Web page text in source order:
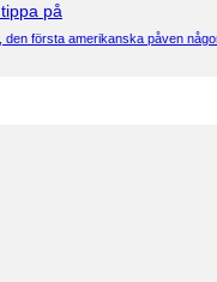
på
den första amerikanska påven